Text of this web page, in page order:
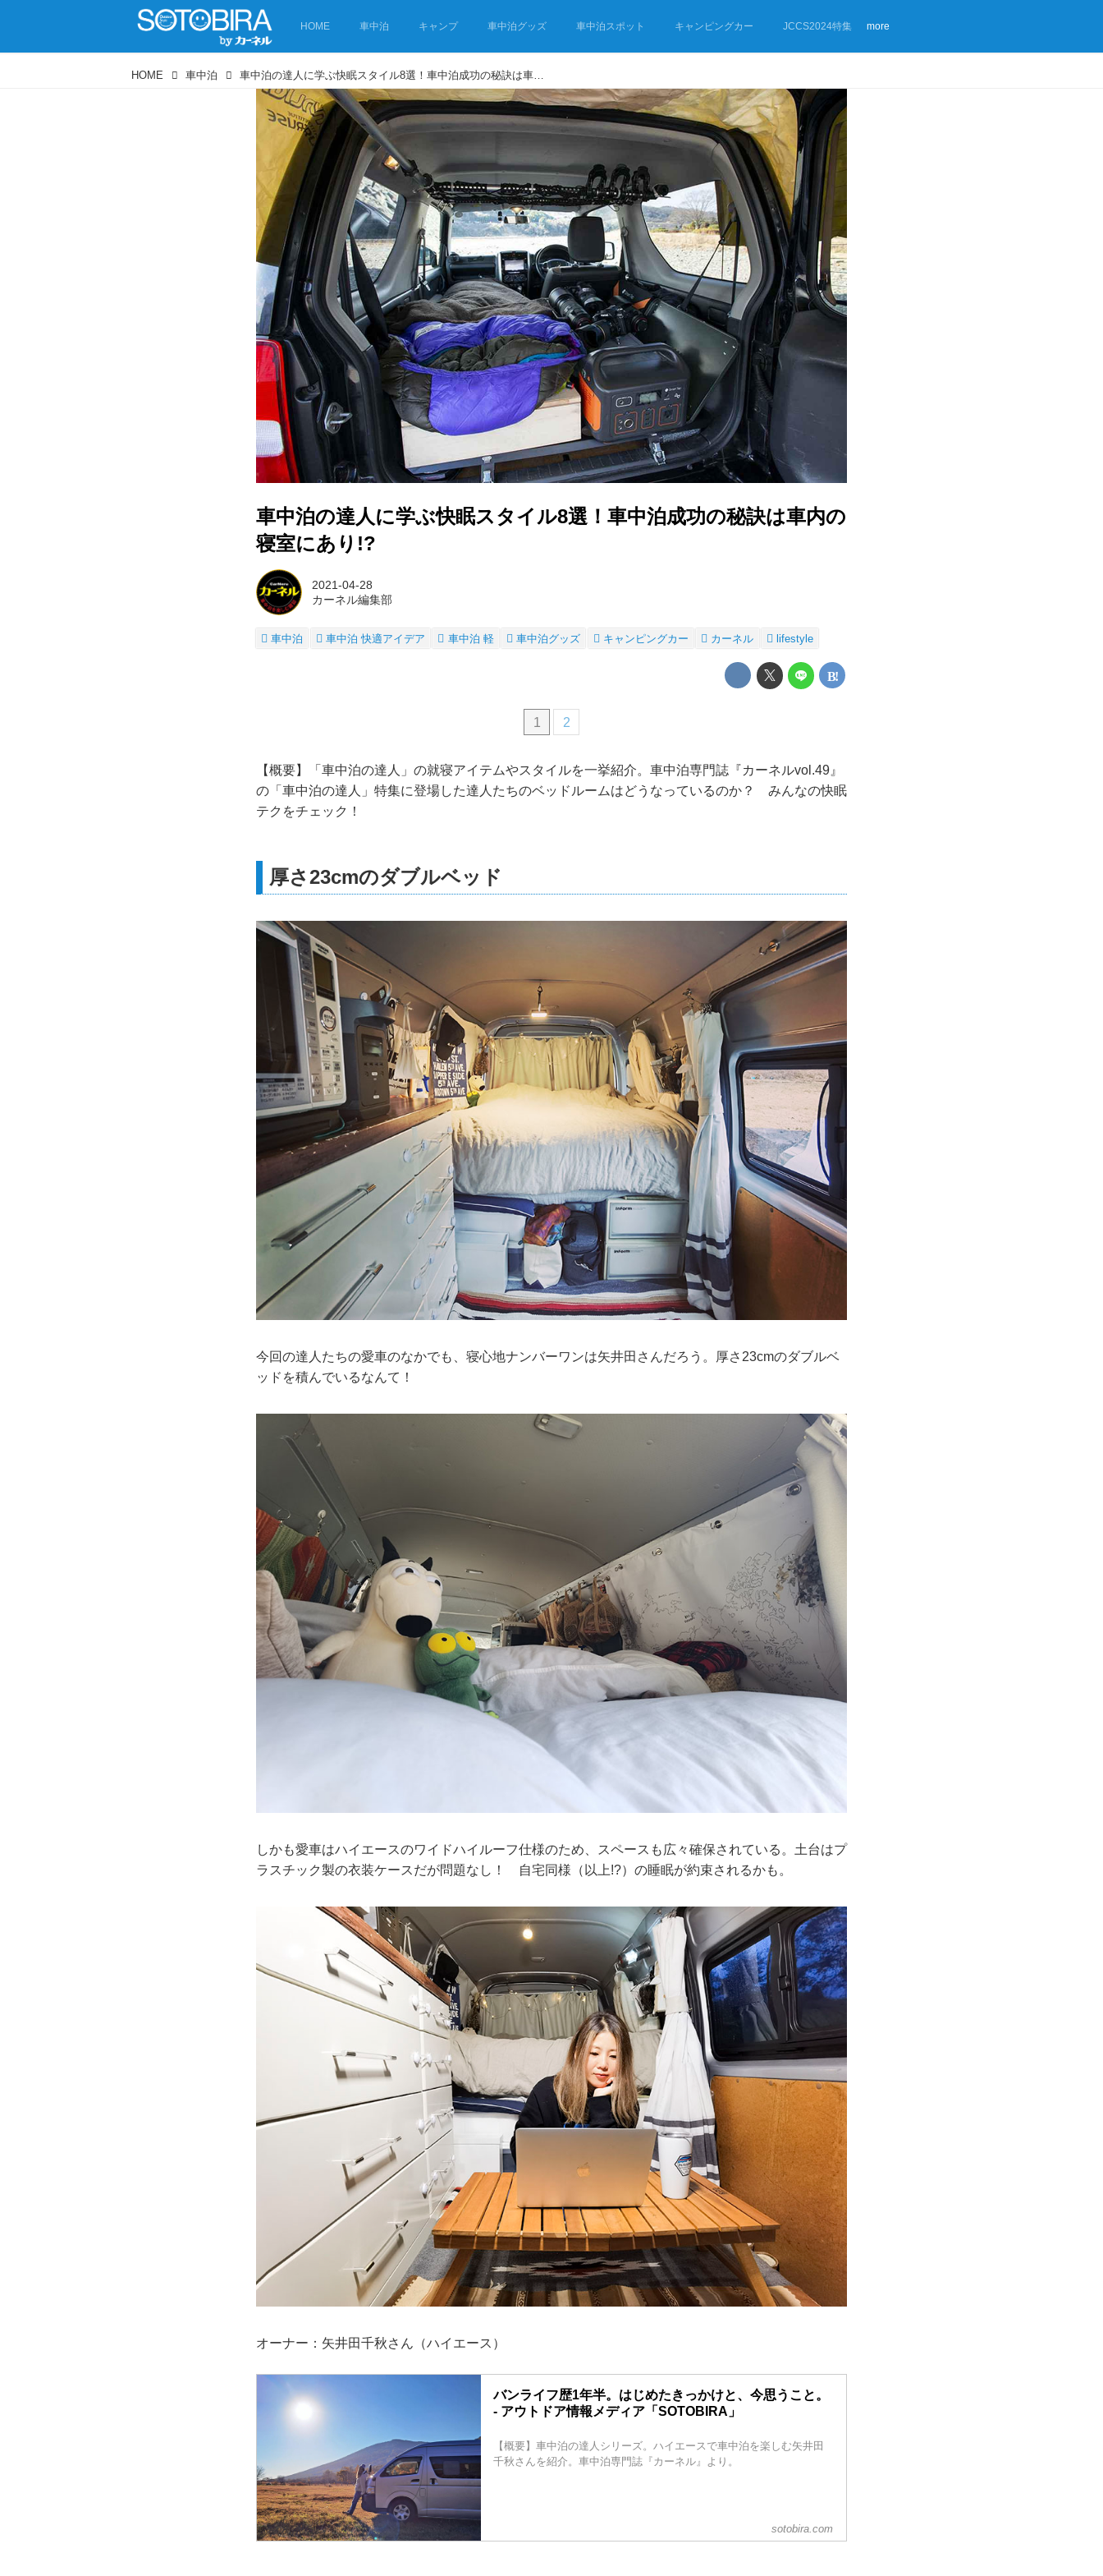
HOME 車中泊 キャンプ 車中泊グッズ 車中泊スポット キャンピングカー JCCS2024特集 more
HOME 車中泊 車中泊の達人に学ぶ快眠スタイル8選！車中泊成功の秘訣は車内の寝室にあり!?
車中泊の達人に学ぶ快眠スタイル8選！車中泊成功の秘訣は車内の
寝室にあり!?
2021-04-28
カーネル編集部
車中泊 車中泊 快適アイデア 車中泊 軽 車中泊グッズ キャンピングカー カーネル lifestyle
1 2
【概要】「車中泊の達人」の就寝アイテムやスタイルを一挙紹介。車中泊専門誌『カーネルvol.49』
の「車中泊の達人」特集に登場した達人たちのベッドルームはどうなっているのか？ みんなの快眠
テクをチェック！
厚さ23cmのダブルベッド
今回の達人たちの愛車のなかでも、寝心地ナンバーワンは矢井田さんだろう。厚さ23cmのダブルベ
ッドを積んでいるなんて！
しかも愛車はハイエースのワイドハイルーフ仕様のため、スペースも広々確保されている。土台はプ
ラスチック製の衣装ケースだが問題なし！ 自宅同様（以上!?）の睡眠が約束されるかも。
オーナー：矢井田千秋さん（ハイエース）
バンライフ歴1年半。はじめたきっかけと、今思うこと。
- アウトドア情報メディア「SOTOBIRA」
【概要】車中泊の達人シリーズ。ハイエースで車中泊を楽しむ矢井田
千秋さんを紹介。車中泊専門誌『カーネル』より。
sotobira.com